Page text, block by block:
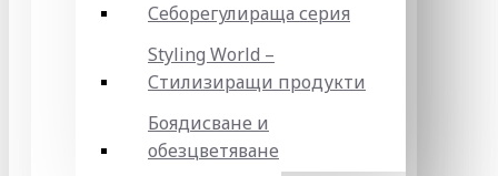
Себорегулираща серия
Styling World –
Стилизиращи продукти
Боядисване и
обезцветяване